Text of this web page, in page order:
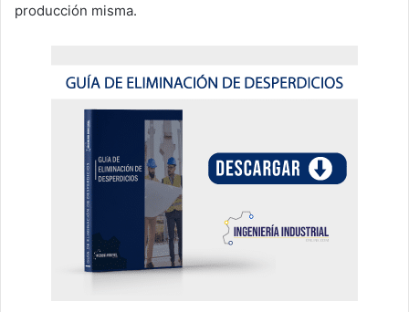
producción misma.